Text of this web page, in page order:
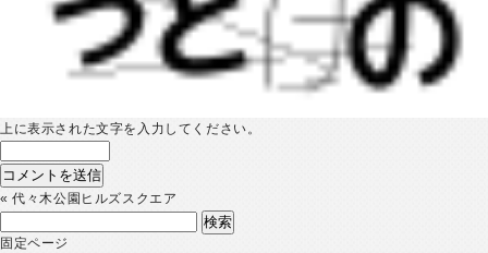
上に表示された文字を入力してください。
«代々木公園ヒルズスクエア
索:
固定ページ